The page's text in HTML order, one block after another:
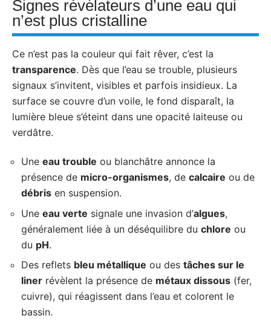
Signes révélateurs d’une eau qui
n’est plus cristalline
Ce n’est pas la couleur qui fait rêver, c’est la
transparence. Dès que l’eau se trouble, plusieurs
signaux s’invitent, visibles et parfois insidieux. La
surface se couvre d’un voile, le fond disparaît, la
lumière bleue s’éteint dans une opacité laiteuse ou
verdâtre.
Une eau trouble ou blanchâtre annonce la
présence de micro-organismes, de calcaire ou de
débris en suspension.
Une eau verte signale une invasion d’algues,
généralement liée à un déséquilibre du chlore ou
du pH.
Des reflets bleu métallique ou des tâches sur le
liner révèlent la présence de métaux dissous (fer,
cuivre), qui réagissent dans l’eau et colorent le
bassin.